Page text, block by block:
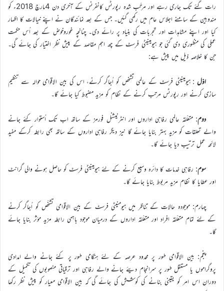
رات گئے تک جاری رہے اور مرتّب شدہ رپورٹس کانفرنس کے آخری دن 4مارچ 2018ء کو
مندوبین کے سامنے اجلاس عام میں رکھی گئیں۔ جس کے بعد نمائندگان نے اپنے خیالات کا اظہار
کیا اور اپنے مشاہدات اور تجربات کی بنیاد پر رائے دی۔ چنانچہ غوروخوض کے بعد اُس حکمت
عملی کی منظوری دی گئی جو ہیومینیٹی فرسٹ کے چھ اہم مقاصد کے پیش نظر اختیار کی جائے گی۔
جن کا خلاصہ ذیل میں پیش ہے:
اوّل : ہیومینیٹی فرسٹ کے عالمی تشخص کو اُجاگر کرنے، اس کی بین الاقوامی حوالہ سے تنظیم
سازی کرنے اور رپورٹس مرتب کرنے کے نظام کو مزید مضبوط کیا جائے گا۔
دوم: متعلّقہ عالمی رفاہی اداروں اور انٹرنیشنل فورمز کے ساتھ اب تک اُستوار کئے جانے
والے تعلقات کو مزید بہتر بنایا جائے گا نیز دیگر رفاہی اداروں کے ساتھ بھی رابطہ کرکے مفید
لائحہ عمل ترتیب دیا جائے گا۔
سوم: رفاہی خدمات کا دائرہ وسیع کرنے کے لئے ہیومینیٹی فرسٹ کو حاصل ہونے والی گرانٹ
اور عطایا کا نظام مزید مربوط بنایا جائے گا۔
چہارم: موجودہ حالات کے تناظر میں ہیومنیٹی فرسٹ کے بین الاقوامی تشخّص کو اُجاگر کرنے
کے لئے تمام متعلّقہ افراد اور متعلّقہ اداروں کے درمیان موجود باہمی رابطہ مزید مؤثر بنایا جائے
گا۔
پنجم: بین الاقوامی طور پر محدود عرصہ کے لئے ہنگامی طور پر کئے جانے والے امدادی
پروگراموں یا مستقل طور پر سرانجام دیئے جانے والے رفاہی اور ترقیاتی منصوبوں کی تکمیل کے
دوران اس امر کو یقینی بنانے کی کوشش کی جائے گی کہ بین الاقوامی معیار کو پیش نظر رکھا